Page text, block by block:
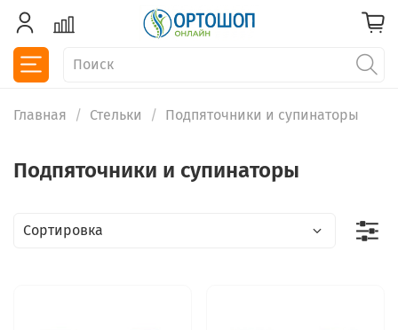
Главная Стельки Подпяточники и супинаторы
Подпяточники и супинаторы